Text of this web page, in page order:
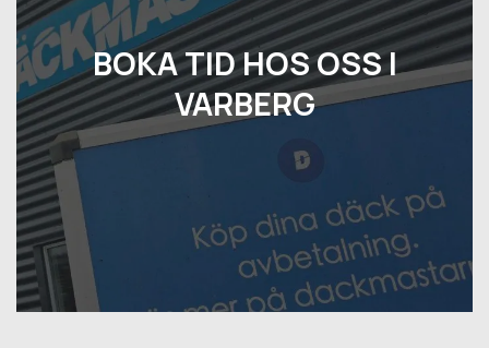
BOKA TID HOS OSS I
VARBERG